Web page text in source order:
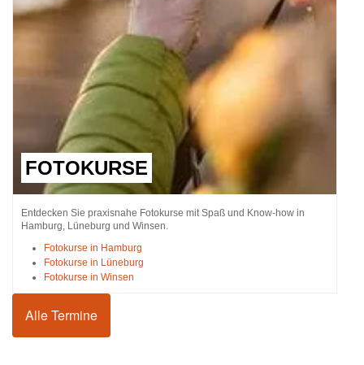
FOTOKURSE
Entdecken Sie praxisnahe Fotokurse mit Spaß und Know-how in
Hamburg, Lüneburg und Winsen.
Fotokurse in Hamburg
Fotokurse in Lüneburg
Fotokurse in Winsen
Alle Termine